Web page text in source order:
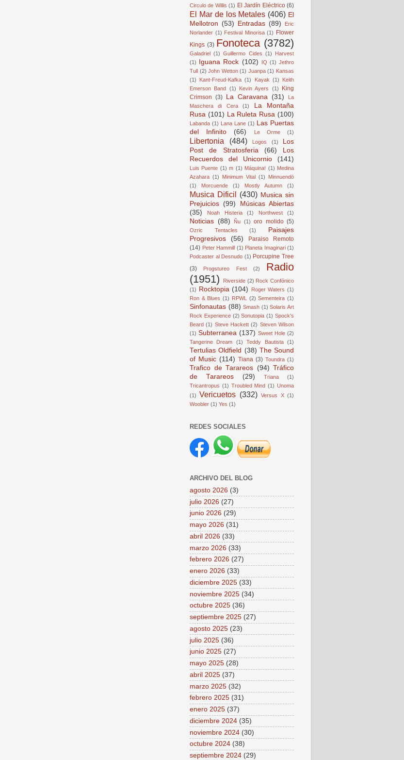
Circulo de Willis (1) El Jardín Eléctrico (6)
El Mar de los Metales (406) El
Mellotron (53) Entradas (89)
Eric
Norlander (1) Festival Minorisa (1) Flower
Kings (3) Fonoteca (3782)
Galadriel (1) Guillermo Cides (1)
Harvest
(1) Iguana Rock (102) IQ (1) Jethro
Tull (2) John Wetton (1) Juanpa (1) Kansas
(1)
Kant-Freud-Kafka (1) Kayak (1)
Keith
Emerson Band (1) Kevin Ayers (1)
King
Crimson (3) La Caravana (31)
La
Maschera di Cera
(1)
La Montaña
Rusa (101) La Ruleta Rusa (100)
Labanda (1) Lana Lane (1) Las Puertas
del Infinito
(66) Le Orme (1)
Libertonia (484) Logos (1)
Los
Post de Stratosferia
(66)
Los
Recuerdos del Unicornio
(141)
Luis Puente (1) m (1) Máquina! (1) Medina
Azahara (1) Minimum Vital (1)
Minnuendö
(1)
Morcuende (1) Mostly Autumn (1)
Musica Dificil (430) Musica sin
Prejuicios (99)
Músicas Abiertas
(35)
Noah Histeria (1) Northwest (1)
Noticias (88) Ñu (1) oro molido (5)
Ozric Tentacles (1)
Paisajes
Progresivos
(56)
Paraiso Remoto
(14) Peter Hammill (1) Planeta Imaginari (1)
Podcaster al Desnudo (1) Porcupine Tree
(3)
Progstureo Fest (2)
Radio
(1951)
Riverside (2) Rock Confónico
(1) Rocktopia (104) Roger Waters (1)
Ron & Blues (1) RPWL (2) Sementeira (1)
Sinfonautas (88) Smash (1) Solaris Art
Rock Experience (2) Sonutopia (1) Spock's
Beard (1) Steve Hackett (2) Steven Wilson
(1) Subterranea (137) Sweet Hole (2)
Tangerine Dream
(1) Teddy Bautista (1)
Tertulias Oldfield (38) The Sound
of Music (114) Tiana (3) Toundra (1)
Trafico de Tarareos (94) Tráfico
de Tarareos
(29) Triana
(1)
Tricantropus (1) Troubled Mind (1) Unoma
(1)
Vericuetos (332) Versus X (1)
Woobler (1) Yes (1)
REDES SOCIALES
ARCHIVO DEL BLOG
agosto 2026 (3)
julio 2026 (27)
junio 2026 (29)
mayo 2026 (31)
abril 2026 (33)
marzo 2026 (33)
febrero 2026 (27)
enero 2026 (33)
diciembre 2025 (33)
noviembre 2025 (34)
octubre 2025 (36)
septiembre 2025 (27)
agosto 2025 (23)
julio 2025 (36)
junio 2025 (27)
mayo 2025 (28)
abril 2025 (37)
marzo 2025 (32)
febrero 2025 (31)
enero 2025 (37)
diciembre 2024 (35)
noviembre 2024 (30)
octubre 2024 (38)
septiembre 2024 (29)